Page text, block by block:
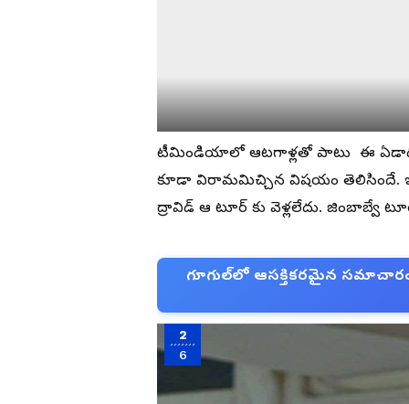
టీమిండియాలో ఆటగాళ్లతో పాటు ఈ ఏడాది
కూడా విరామమిచ్చిన విషయం తెలిసిందే.
ద్రావిడ్ ఆ టూర్ కు వెళ్లలేదు. జింబాబ్వే
గూగుల్‌లో ఆసక్తికరమైన
2
6